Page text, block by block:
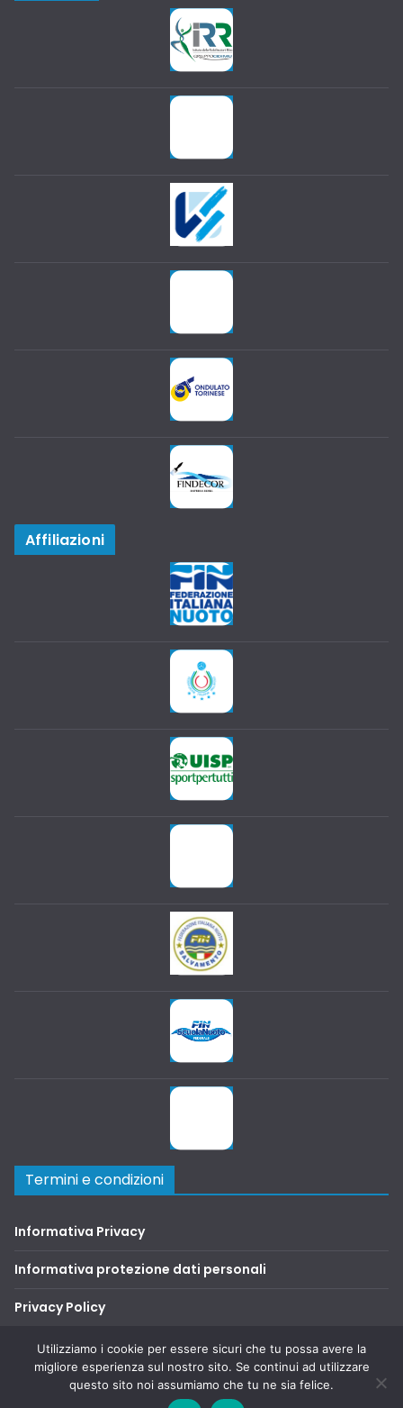
Affiliazioni
Termini e condizioni
Informativa Privacy
Informativa protezione dati personali
Privacy Policy
Terms and Conditions
Utilizziamo i cookie per essere sicuri che tu possa avere la
migliore esperienza sul nostro sito. Se continui ad utilizzare
questo sito noi assumiamo che tu ne sia felice.